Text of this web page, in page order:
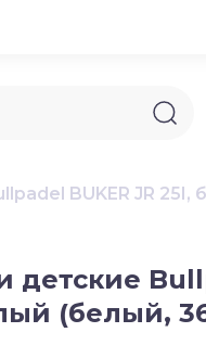
BUKER JR 25I,
детские
(белый,